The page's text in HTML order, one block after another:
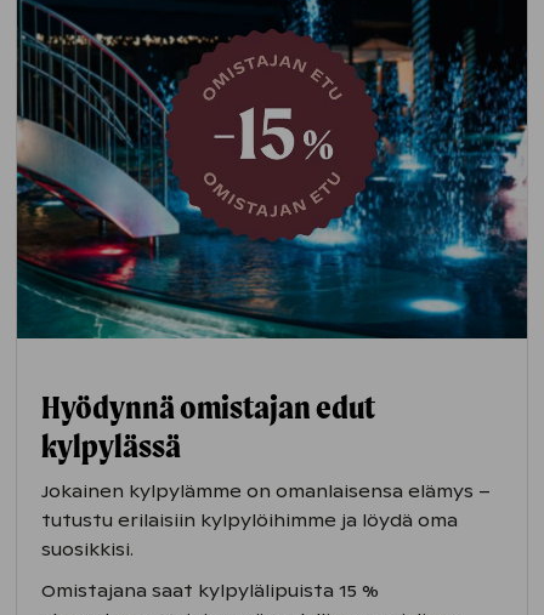
Hyödynnä omistajan edut
kylpylässä
Jokainen kylpylämme on omanlaisensa elämys –
tutustu erilaisiin kylpylöihimme ja löydä oma
suosikkisi.
Omistajana saat kylpylälipuista 15 %